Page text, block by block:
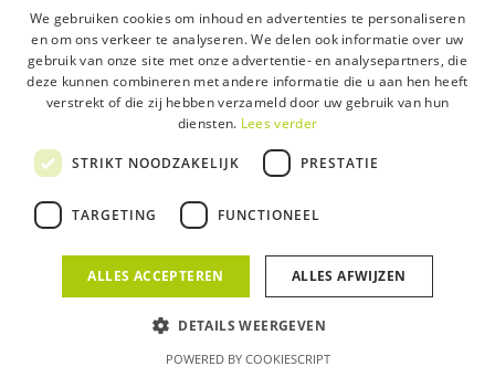
23 maart 2020
We gebruiken cookies om inhoud en advertenties te personaliseren
en om ons verkeer te analyseren. We delen ook informatie over uw
gebruik van onze site met onze advertentie- en analysepartners, die
deze kunnen combineren met andere informatie die u aan hen heeft
verstrekt of die zij hebben verzameld door uw gebruik van hun
diensten. Lees verder
STRIKT NOODZAKELIJK PRESTATIE
TARGETING FUNCTIONEEL
ALLES ACCEPTEREN ALLES AFWIJZEN
DETAILS WEERGEVEN
POWERED BY COOKIESCRIPT